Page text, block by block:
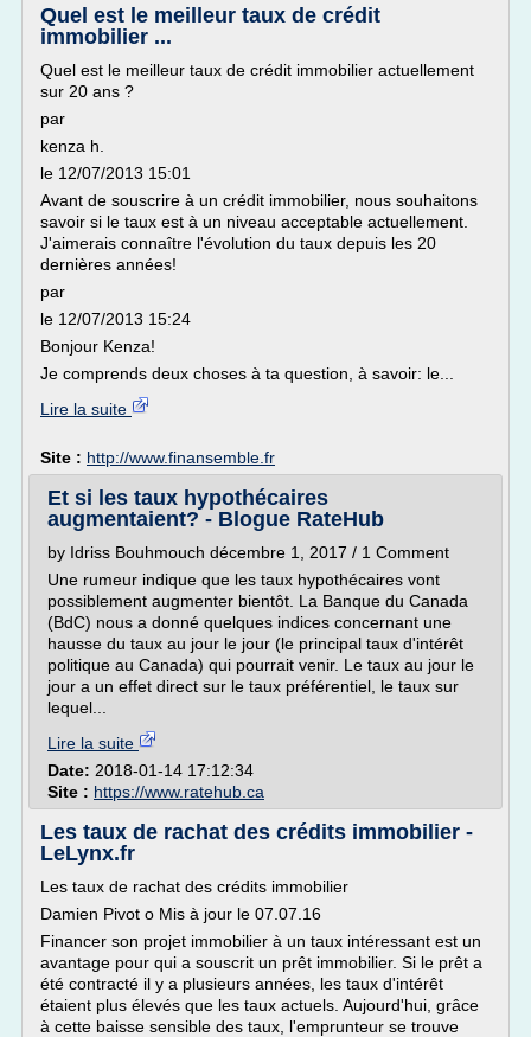
Quel est le meilleur taux de crédit
immobilier ...
Quel est le meilleur taux de crédit immobilier actuellement
sur 20 ans ?
par
kenza h.
le 12/07/2013 15:01
Avant de souscrire à un crédit immobilier, nous souhaitons
savoir si le taux est à un niveau acceptable actuellement.
J'aimerais connaître l'évolution du taux depuis les 20
dernières années!
par
le 12/07/2013 15:24
Bonjour Kenza!
Je comprends deux choses à ta question, à savoir: le...
Lire la suite
Site : http://www.finansemble.fr
Et si les taux hypothécaires
augmentaient? - Blogue RateHub
by Idriss Bouhmouch décembre 1, 2017 / 1 Comment
Une rumeur indique que les taux hypothécaires vont
possiblement augmenter bientôt. La Banque du Canada
(BdC) nous a donné quelques indices concernant une
hausse du taux au jour le jour (le principal taux d'intérêt
politique au Canada) qui pourrait venir. Le taux au jour le
jour a un effet direct sur le taux préférentiel, le taux sur
lequel...
Lire la suite
Date: 2018-01-14 17:12:34
Site : https://www.ratehub.ca
Les taux de rachat des crédits immobilier -
LeLynx.fr
Les taux de rachat des crédits immobilier
Damien Pivot o Mis à jour le 07.07.16
Financer son projet immobilier à un taux intéressant est un
avantage pour qui a souscrit un prêt immobilier. Si le prêt a
été contracté il y a plusieurs années, les taux d'intérêt
étaient plus élevés que les taux actuels. Aujourd'hui, grâce
à cette baisse sensible des taux, l'emprunteur se trouve